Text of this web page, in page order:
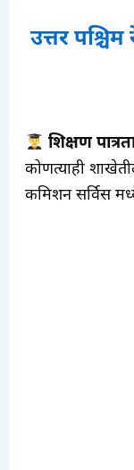
उत्तर
शिक्षण
कोणत्याही
कमिशन सर्विस